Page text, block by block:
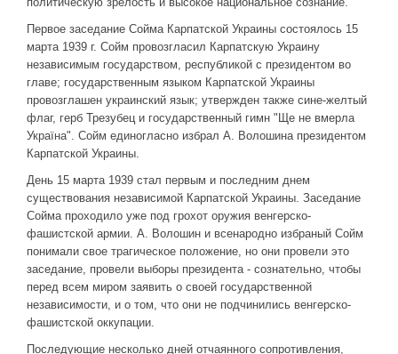
Первое заседание Сойма Карпатской Украины состоялось 15
марта 1939 г. Сойм провозгласил Карпатскую Украину
независимым государством, республикой с президентом во
главе; государственным языком Карпатской Украины
провозглашен украинский язык; утвержден также сине-желтый
флаг, герб Трезубец и государственный гимн "Ще не вмерла
Україна". Сойм единогласно избрал А. Волошина президентом
Карпатской Украины.
День 15 марта 1939 стал первым и последним днем
существования независимой Карпатской Украины. Заседание
Сойма проходило уже под грохот оружия венгерско-
фашистской армии. А. Волошин и всенародно избраный Сойм
понимали свое трагическое положение, но они провели это
заседание, провели выборы президента - сознательно, чтобы
перед всем миром заявить о своей государственной
независимости, и о том, что они не подчинились венгерско-
фашистской оккупации.
Последующие несколько дней отчаянного сопротивления,